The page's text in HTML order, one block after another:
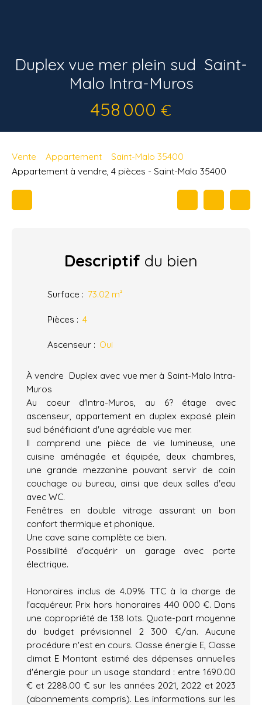
Duplex vue mer plein sud  Saint-
Malo Intra-Muros
458 000 €
Vente Appartement
Saint-Malo 35400
Appartement à vendre, 4 pièces - Saint-Malo 35400
Descriptif du bien
Surface : 73.02 m²
Pièces : 4
Ascenseur : Oui
À vendre  Duplex avec vue mer à Saint-Malo Intra-
Muros
Au coeur d'Intra-Muros, au 6? étage avec
ascenseur, appartement en duplex exposé plein
sud bénéficiant d'une agréable vue mer.
Il comprend une pièce de vie lumineuse, une
cuisine aménagée et équipée, deux chambres,
une grande mezzanine pouvant servir de coin
couchage ou bureau, ainsi que deux salles d'eau
avec WC.
Fenêtres en double vitrage assurant un bon
confort thermique et phonique.
Une cave saine complète ce bien.
Possibilité d'acquérir un garage avec porte
électrique.
Honoraires inclus de 4.09% TTC à la charge de
l'acquéreur. Prix hors honoraires 440 000 €. Dans
une copropriété de 138 lots. Quote-part moyenne
du budget prévisionnel 2 300 €/an. Aucune
procédure n'est en cours. Classe énergie E, Classe
climat E Montant estimé des dépenses annuelles
d'énergie pour un usage standard : entre 1690.00
€ et 2288.00 € sur les années 2021, 2022 et 2023
(abonnements compris). Les informations sur les